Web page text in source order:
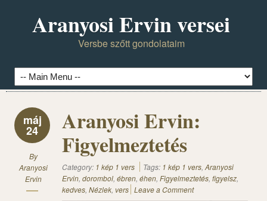
Aranyosi Ervin versei
Versbe szőtt gondolataim
máj
24
By
Aranyosi
Ervin
Aranyosi Ervin:
Figyelmeztetés
Category: 1 kép 1 vers Tags: 1 kép 1 vers, Aranyosi
Ervin, dorombol, ébren, éhen, Figyelmeztetés, figyelsz,
kedves, Nézlek, vers Leave a Comment